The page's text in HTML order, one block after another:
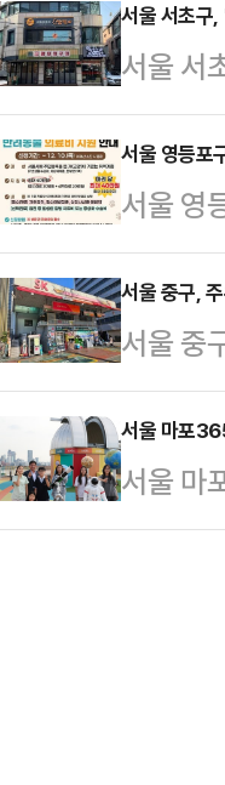
다.'마포
상시 운
으로 한
록 장애
제공하
했다.바
서울 서초구
서울 서
외광고
시 자치
선사업'
적한 이
관을 개
지원받
힘쓸 예
서울 영등포
서울 영
'광견병
실시한
원 35개
에게도
하고 있
법'에 따
서 무상
서울 중구,
서울 중
유소와
치한 신
한다.구
체결했
서울 마포
서울 마
태양 관